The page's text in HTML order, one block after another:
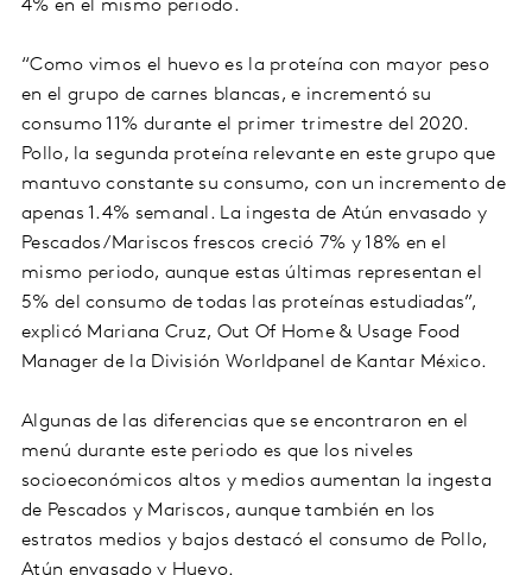
4% en el mismo periodo.
“Como vimos el huevo es la proteína con mayor peso
en el grupo de carnes blancas, e incrementó su
consumo 11% durante el primer trimestre del 2020.
Pollo, la segunda proteína relevante en este grupo que
mantuvo constante su consumo, con un incremento de
apenas 1.4% semanal. La ingesta de Atún envasado y
Pescados/Mariscos frescos creció 7% y 18% en el
mismo periodo, aunque estas últimas representan el
5% del consumo de todas las proteínas estudiadas”,
explicó Mariana Cruz, Out Of Home & Usage Food
Manager de la División Worldpanel de Kantar México.
Algunas de las diferencias que se encontraron en el
menú durante este periodo es que los niveles
socioeconómicos altos y medios aumentan la ingesta
de Pescados y Mariscos, aunque también en los
estratos medios y bajos destacó el consumo de Pollo,
Atún envasado y Huevo.